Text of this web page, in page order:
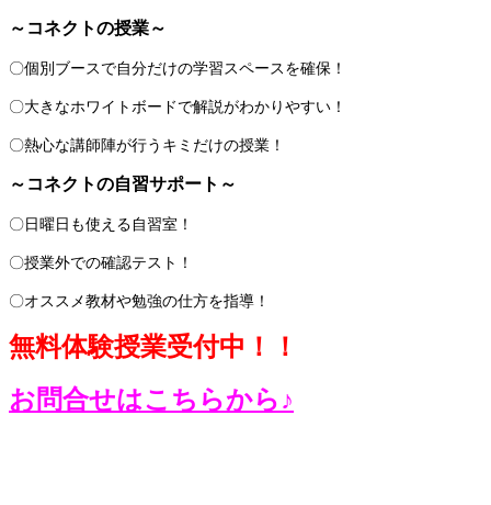
～コネクトの授業～
〇個別ブースで自分だけの学習スペースを確保！
〇大きなホワイトボードで解説がわかりやすい！
〇熱心な講師陣が行うキミだけの授業！
～コネクトの自習サポート～
〇日曜日も使える自習室！
〇授業外での確認テスト！
〇オススメ教材や勉強の仕方を指導！
無料体験授業受付中！！
お問合せはこちらから♪